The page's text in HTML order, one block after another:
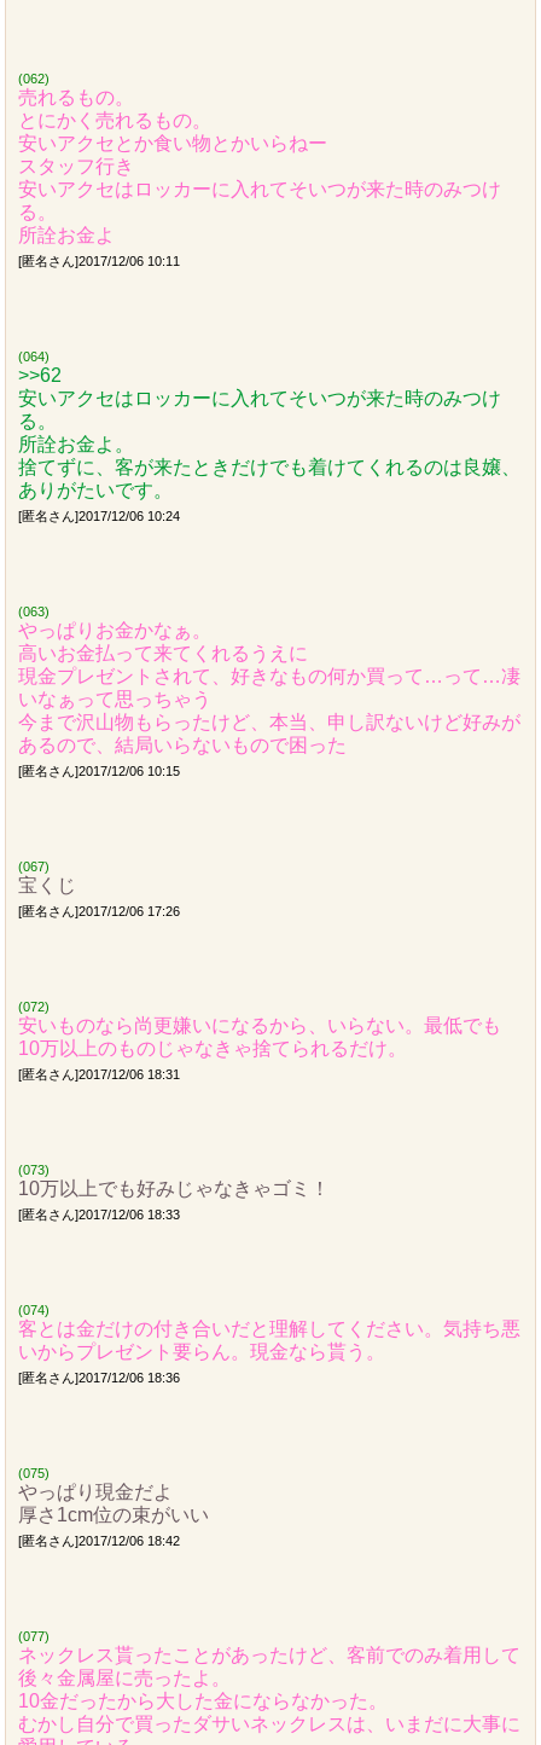
(062)
売れるもの。
とにかく売れるもの。
安いアクセとか食い物とかいらねー
スタッフ行き
安いアクセはロッカーに入れてそいつが来た時のみつけ
る。
所詮お金よ
[匿名さん]2017/12/06 10:11
(064)
>>62
安いアクセはロッカーに入れてそいつが来た時のみつけ
る。
所詮お金よ。
捨てずに、客が来たときだけでも着けてくれるのは良嬢、
ありがたいです。
[匿名さん]2017/12/06 10:24
(063)
やっぱりお金かなぁ。
高いお金払って来てくれるうえに
現金プレゼントされて、好きなもの何か買って…って…凄
いなぁって思っちゃう
今まで沢山物もらったけど、本当、申し訳ないけど好みが
あるので、結局いらないもので困った
[匿名さん]2017/12/06 10:15
(067)
宝くじ
[匿名さん]2017/12/06 17:26
(072)
安いものなら尚更嫌いになるから、いらない。最低でも
10万以上のものじゃなきゃ捨てられるだけ。
[匿名さん]2017/12/06 18:31
(073)
10万以上でも好みじゃなきゃゴミ！
[匿名さん]2017/12/06 18:33
(074)
客とは金だけの付き合いだと理解してください。気持ち悪
いからプレゼント要らん。現金なら貰う。
[匿名さん]2017/12/06 18:36
(075)
やっぱり現金だよ
厚さ1cm位の束がいい
[匿名さん]2017/12/06 18:42
(077)
ネックレス貰ったことがあったけど、客前でのみ着用して
後々金属屋に売ったよ。
10金だったから大した金にならなかった。
むかし自分で買ったダサいネックレスは、いまだに大事に